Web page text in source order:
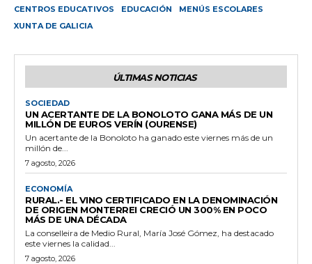
CENTROS EDUCATIVOS
EDUCACIÓN
MENÚS ESCOLARES
XUNTA DE GALICIA
ÚLTIMAS NOTICIAS
SOCIEDAD
UN ACERTANTE DE LA BONOLOTO GANA MÁS DE UN
MILLÓN DE EUROS VERÍN (OURENSE)
Un acertante de la Bonoloto ha ganado este viernes más de un
millón de...
7 agosto, 2026
ECONOMÍA
RURAL.- EL VINO CERTIFICADO EN LA DENOMINACIÓN
DE ORIGEN MONTERREI CRECIÓ UN 300% EN POCO
MÁS DE UNA DÉCADA
La conselleira de Medio Rural, María José Gómez, ha destacado
este viernes la calidad...
7 agosto, 2026